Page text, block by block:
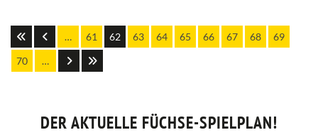
… 61 62 63 64 65 66 67 68
69
70
…
DER AKTUELLE FÜCHSE-SPIELPLAN!